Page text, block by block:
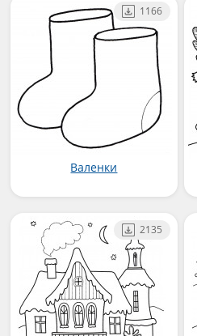
Валенки
1166
2135